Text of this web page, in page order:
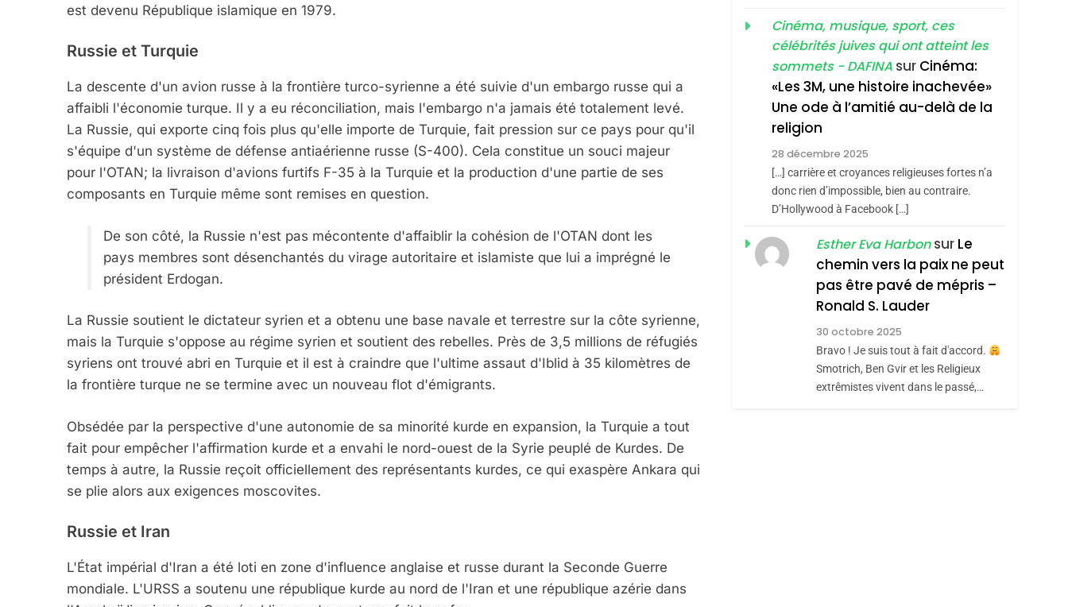
est devenu République islamique en 1979.
Russie et Turquie
La descente d'un avion russe à la frontière turco-syrienne a été suivie d'un embargo russe qui a
affaibli l'économie turque. Il y a eu réconciliation, mais l'embargo n'a jamais été totalement levé.
La Russie, qui exporte cinq fois plus qu'elle importe de Turquie, fait pression sur ce pays pour qu'il
s'équipe d'un système de défense antiaérienne russe (S-400). Cela constitue un souci majeur
pour l'OTAN; la livraison d'avions furtifs F-35 à la Turquie et la production d'une partie de ses
composants en Turquie même sont remises en question.
De son côté, la Russie n'est pas mécontente d'affaiblir la cohésion de l'OTAN dont les
pays membres sont désenchantés du virage autoritaire et islamiste que lui a imprégné le
président Erdogan.
La Russie soutient le dictateur syrien et a obtenu une base navale et terrestre sur la côte syrienne,
mais la Turquie s'oppose au régime syrien et soutient des rebelles. Près de 3,5 millions de réfugiés
syriens ont trouvé abri en Turquie et il est à craindre que l'ultime assaut d'Iblid à 35 kilomètres de
la frontière turque ne se termine avec un nouveau flot d'émigrants.
Obsédée par la perspective d'une autonomie de sa minorité kurde en expansion, la Turquie a tout
fait pour empêcher l'affirmation kurde et a envahi le nord-ouest de la Syrie peuplé de Kurdes. De
temps à autre, la Russie reçoit officiellement des représentants kurdes, ce qui exaspère Ankara qui
se plie alors aux exigences moscovites.
Russie et Iran
L'État impérial d'Iran a été loti en zone d'influence anglaise et russe durant la Seconde Guerre
mondiale. L'URSS a soutenu une république kurde au nord de l'Iran et une république azérie dans
Accords D’Isaac:
L’alliance Pourrait
S’étendre À 13 Pays
D’Amérique Latine
ISRAÉL JUDAISME
5
Meurtrière Selon Le
Rapport D’ADL
Contre
L’antisémitisme
FRANCE ISRAÉL
FIÈRE, DIGNE ET
RÉSILIENTE :
POURQUOI JE
REVENDIQUE MA
JUDAÏTE Par Thérèse
Zrihen-Dvir
ISRAÉL JUDAISME
CE QUI NOUS
MANQUE – Jacques
Hadida
JUDAISME
Maroc : Les Amandes
Cinéma, musique, sport, ces
célébrités juives qui ont atteint les
sommets - DAFINA sur Cinéma:
«Les 3M, une histoire inachevée»
Une ode à l’amitié au-delà de la
religion
28 décembre 2025
[…] carrière et croyances religieuses fortes n’a
donc rien d’impossible, bien au contraire.
D’Hollywood à Facebook […]
Esther Eva Harbonsur Le
chemin vers la paix ne peut
pas être pavé de mépris –
Ronald S. Lauder
30 octobre 2025
Bravo ! Je suis tout à fait d'accord.
Smotrich, Ben Gvir et les Religieux
extrêmistes vivent dans le passé,…